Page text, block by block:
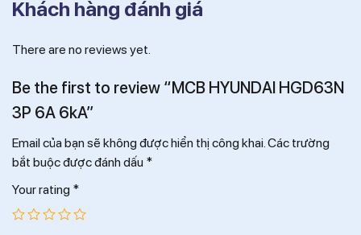
Khách hàng đánh giá
There are no reviews yet.
Be the first to review “MCB HYUNDAI HGD63N
3P 6A 6kA”
Email của bạn sẽ không được hiển thị công khai.Các trường
bắt buộc được đánh dấu *
Your rating *